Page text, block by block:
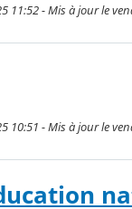
11:52 - Mis à jour le
10:51 - Mis à jour le